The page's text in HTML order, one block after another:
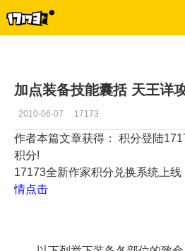
加点装备技能囊括 天王详
2010-06-07 17173
作者本篇文章获得： 积分登陆
积分!
17173全新作家积分兑换系统上
情点击